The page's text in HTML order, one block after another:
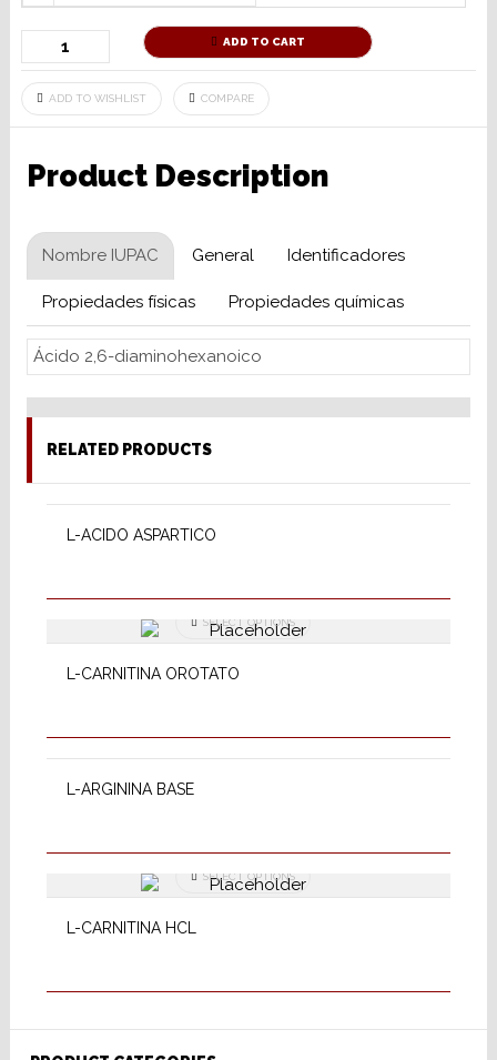
ADD TO CART
ADD TO WISHLIST COMPARE
Product Description
Nombre IUPAC General Identificadores
Propiedades físicas Propiedades químicas
Ácido 2,6-diaminohexanoico
RELATED PRODUCTS
L-ACIDO ASPARTICO
SELECT OPTIONS
L-CARNITINA OROTATO
SELECT OPTIONS
L-ARGININA BASE
SELECT OPTIONS
L-CARNITINA HCL
SELECT OPTIONS